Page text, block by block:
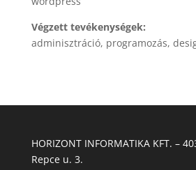
Végzett tevékenységek:
adminisztráció, programozás,
HORIZONT INFORMATIKA KFT. –
Repce u. 3.